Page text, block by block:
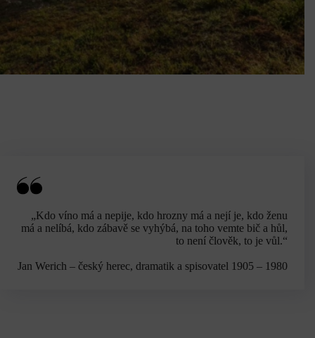
„Kdo víno má a nepije, kdo hrozny má a nejí je, kdo ženu
má a nelíbá, kdo zábavě se vyhýbá, na toho vemte bič a hůl,
to není člověk, to je vůl.“
Jan Werich – český herec, dramatik a spisovatel 1905 – 1980